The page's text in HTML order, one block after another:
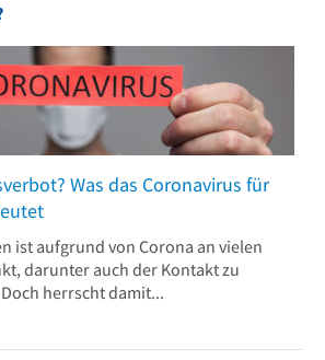
Was das Coronavirus für
ist aufgrund von Corona an vielen
darunter auch der Kontakt zu
herrscht damit...